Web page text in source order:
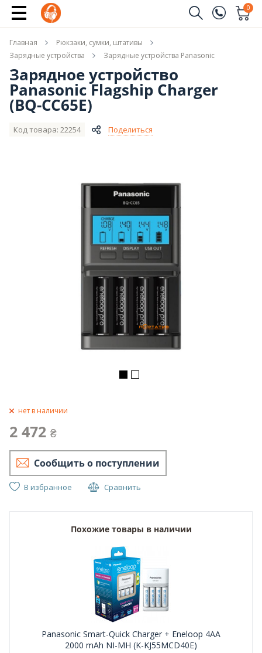
(096)
(044)
0
Имя
Телефон
Главная
Рюкзаки, сумки, штативы
Зарядные устройства
Зарядные устройства Panasonic
Зарядное устройство
Panasonic Flagship Charger
(BQ-CC65E)
Код товара: 22254 Поделиться
нет в наличии
2 472 ₴
Сообщить о поступлении
В избранное Сравнить
Похожие товары в наличии
Panasonic Smart-Quick Charger + Eneloop 4AA
2000 mAh NI-MH (K-KJ55MCD40E)
Сообщить о поступлении